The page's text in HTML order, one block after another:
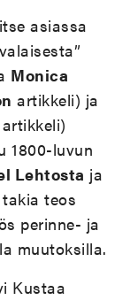
asiassa
Monica
artikkeli) ja
artikkeli)
1800-luvun
Lehtosta ja
teos
perinne- ja
muutoksilla.
Kustaa